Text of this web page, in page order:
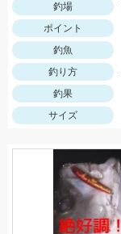
釣場
ポイント
釣魚
釣り方
釣果
サイズ